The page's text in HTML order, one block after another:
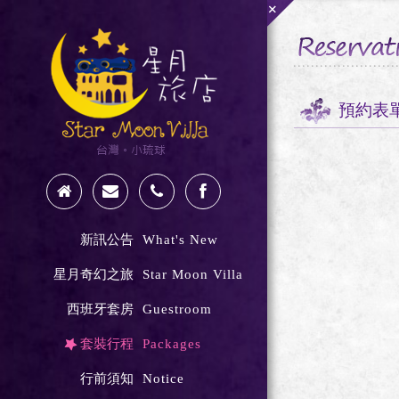
+
新訊公告 What's New
星月奇幻之旅 Star Moon Villa
西班牙套房 Guestroom
套裝行程 Packages
行前須知 Notice
預約表